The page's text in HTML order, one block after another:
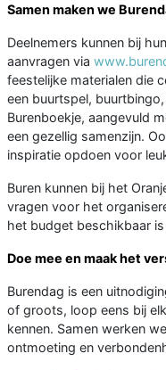
Samen maken we
Deelnemers kunnen bij
aanvragen via
feestelijke materialen die
een buurtspel,
Burenboekje, aangevuld
een gezellig samenzijn.
inspiratie opdoen voor
Buren kunnen bij het
vragen voor het
het budget beschikbaar
Doe mee en maak het
Burendag is een
of groots, loop eens bij
kennen. Samen werken
ontmoeting en